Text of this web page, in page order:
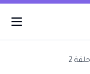
حلقة 2